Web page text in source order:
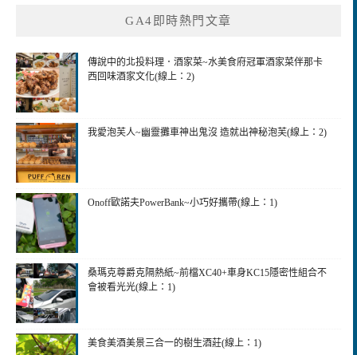
GA4即時熱門文章
傳說中的北投料理．酒家菜~水美食府冠軍酒家菜伴那卡
西回味酒家文化(線上：2)
我愛泡芙人~幽靈攤車神出鬼沒 造就出神秘泡芙(線上：2)
Onoff歐諾夫PowerBank~小巧好攜帶(線上：1)
桑瑪克尊爵克隔熱紙~前檔XC40+車身KC15隱密性組合不
會被看光光(線上：1)
美食美酒美景三合一的樹生酒莊(線上：1)